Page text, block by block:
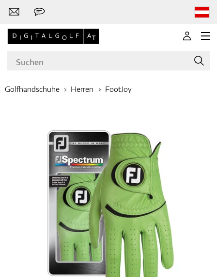
Golfschläger
Bekleidung
Handschuhe
Golfhandschuhe Herren FootJoy